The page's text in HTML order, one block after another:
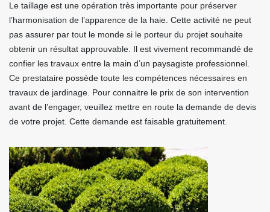
Le taillage est une opération très importante pour préserver
l’harmonisation de l’apparence de la haie. Cette activité ne peut
pas assurer par tout le monde si le porteur du projet souhaite
obtenir un résultat approuvable. Il est vivement recommandé de
confier les travaux entre la main d’un paysagiste professionnel.
Ce prestataire possède toute les compétences nécessaires en
travaux de jardinage. Pour connaitre le prix de son intervention
avant de l’engager, veuillez mettre en route la demande de devis
de votre projet. Cette demande est faisable gratuitement.